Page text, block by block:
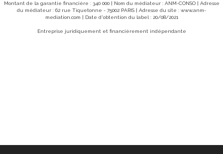
Montant de la garantie financière : 340 000 | Nom du médiateur : ANM-CONSO | Adresse
du médiateur : 62 rue Tiquetonne - 75002 PARIS | Adresse du site : www.anm-
mediation.com | Date d'obtention du label : 20/08/2021
Entreprise juridiquement et financièrement indépendante